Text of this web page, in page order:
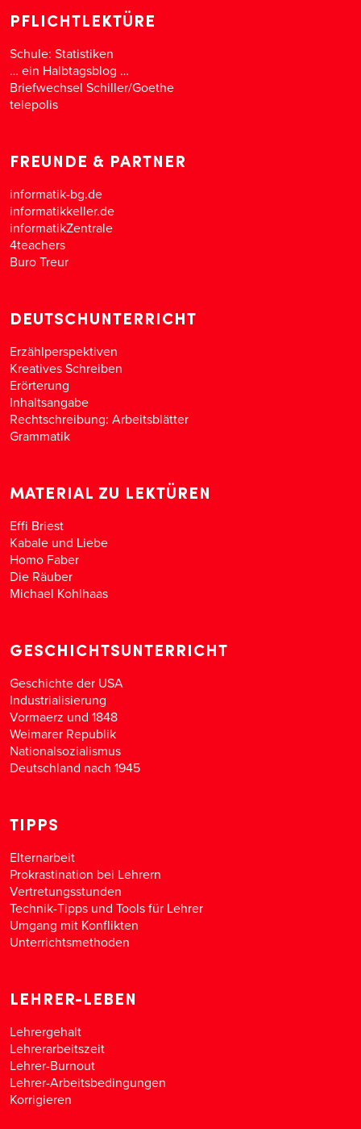
PFLICHTLEKTÜRE
Schule: Statistiken
… ein Halbtagsblog …
Briefwechsel Schiller/Goethe
telepolis
FREUNDE & PARTNER
informatik-bg.de
informatikkeller.de
informatikZentrale
4teachers
Buro Treur
DEUTSCHUNTERRICHT
Erzählperspektiven
Kreatives Schreiben
Erörterung
Inhaltsangabe
Rechtschreibung: Arbeitsblätter
Grammatik
MATERIAL ZU LEKTÜREN
Effi Briest
Kabale und Liebe
Homo Faber
Die Räuber
Michael Kohlhaas
GESCHICHTSUNTERRICHT
Geschichte der USA
Industrialisierung
Vormaerz und 1848
Weimarer Republik
Nationalsozialismus
Deutschland nach 1945
TIPPS
Elternarbeit
Prokrastination bei Lehrern
Vertretungsstunden
Technik-Tipps und Tools für Lehrer
Umgang mit Konflikten
Unterrichtsmethoden
LEHRER-LEBEN
Lehrergehalt
Lehrerarbeitszeit
Lehrer-Burnout
Lehrer-Arbeitsbedingungen
Korrigieren